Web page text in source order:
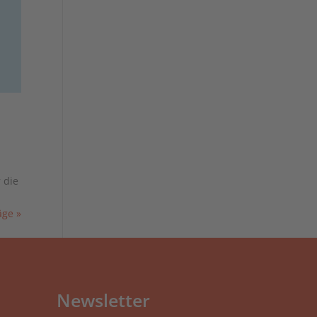
die
»
Newsletter